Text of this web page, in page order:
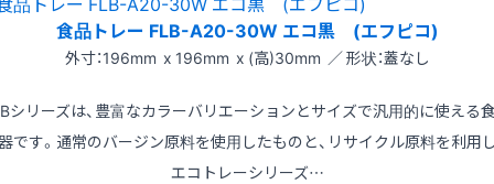
食品トレー FLB-A20-30W エコ黒 (エフピコ)
外寸：196mm x 196mm x (高)30mm ／ 形状：蓋なし
シリーズは、豊富なカラーバリエーションとサイズで汎用的に使える
です。通常のバージン原料を使用したものと、リサイクル原料を利用
エコトレーシリーズ…